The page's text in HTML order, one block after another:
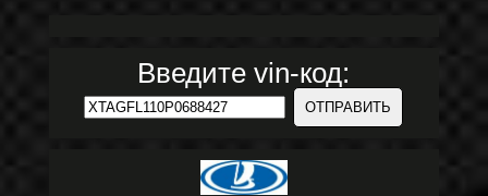
Введите vin-код: